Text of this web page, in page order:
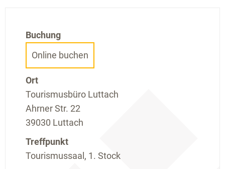
Buchung
Online buchen
Ort
Tourismusbüro Luttach
Ahrner Str. 22
39030 Luttach
Treffpunkt
Tourismussaal, 1. Stock